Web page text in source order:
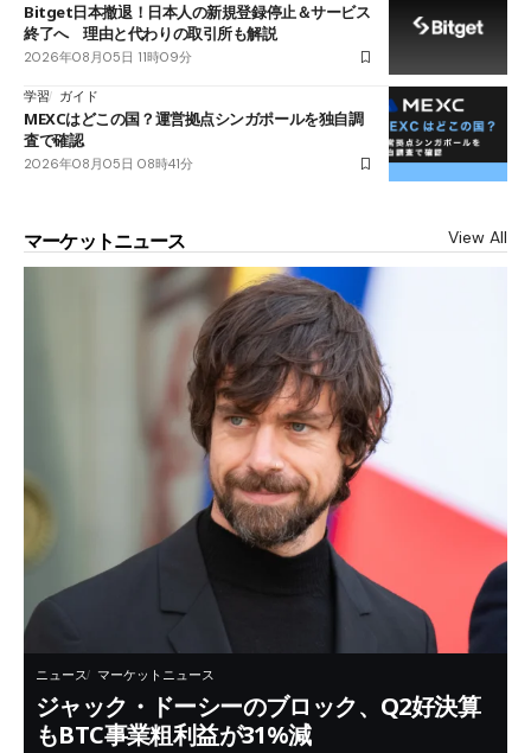
Bitget日本撤退！日本人の新規登録停止＆サービス
終了へ 理由と代わりの取引所も解説
2026年08月05日 11時09分
学習 ガイド
MEXCはどこの国？運営拠点シンガポールを独自調
査で確認
2026年08月05日 08時41分
マーケットニュース View All
ニュース マーケットニュース
ジャック・ドーシーのブロック、Q2好決算
もBTC事業粗利益が31%減